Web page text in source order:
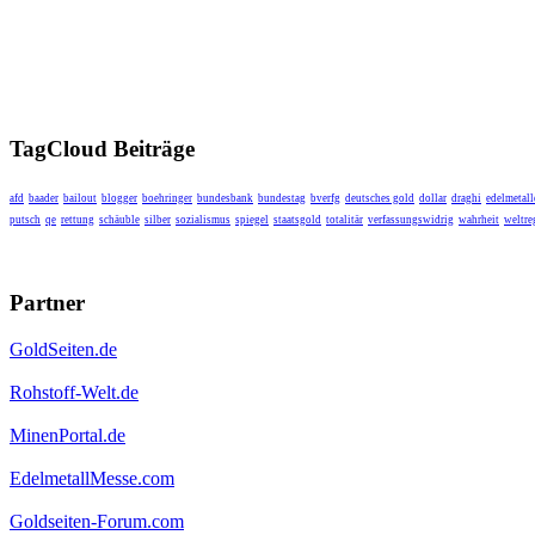
TagCloud Beiträge
afd baader bailout blogger boehringer bundesbank bundestag bverfg deutsches gold dollar draghi
putsch qe rettung schäuble silber sozialismus spiegel staatsgold totalitär verfassungswidrig wahrheit
Partner
GoldSeiten.de
Rohstoff-Welt.de
MinenPortal.de
EdelmetallMesse.com
Goldseiten-Forum.com